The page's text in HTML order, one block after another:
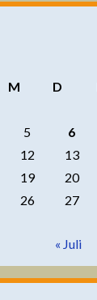
M D
5 6
12 13
19 20
26 27
« Juli